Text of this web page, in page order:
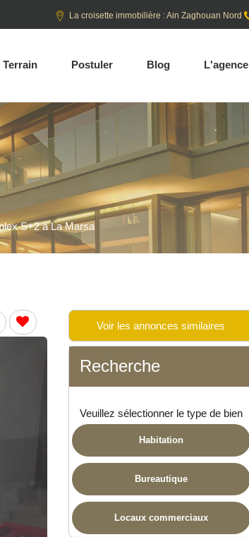
La croisette immobilière : Ain Zaghouan Nord
Terrain Postuler Blog L'agence
S+2 à La Marsa
Disponible
Voir les annonces similaires
Recherche
Veuillez sélectionner le type de bien
Habitation
Bureautique
Locaux commerciaux